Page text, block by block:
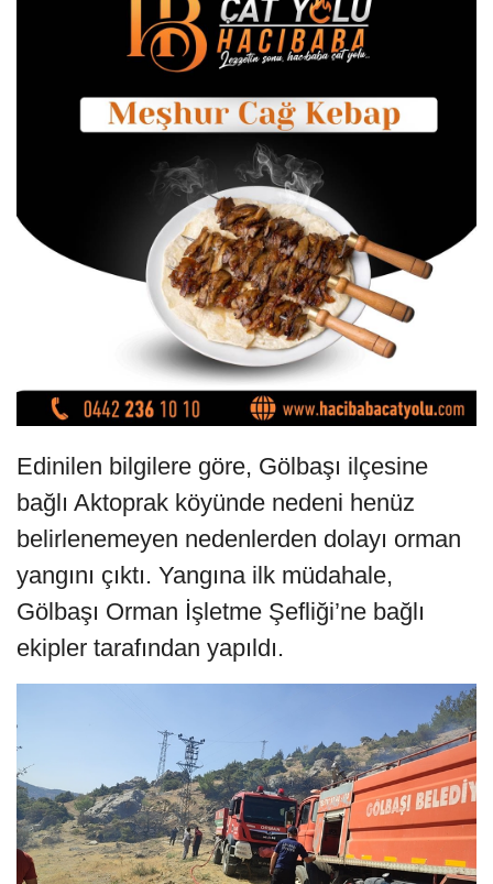
Edinilen bilgilere göre, Gölbaşı ilçesine
bağlı Aktoprak köyünde nedeni henüz
belirlenemeyen nedenlerden dolayı orman
yangını çıktı. Yangına ilk müdahale,
Gölbaşı Orman İşletme Şefliği’ne bağlı
ekipler tarafından yapıldı.